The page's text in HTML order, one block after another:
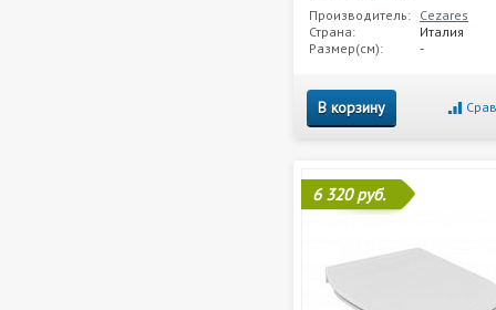
Производитель: Cezares
Страна:
Италия
Размер(см):
-
В корзину
6 320 руб.